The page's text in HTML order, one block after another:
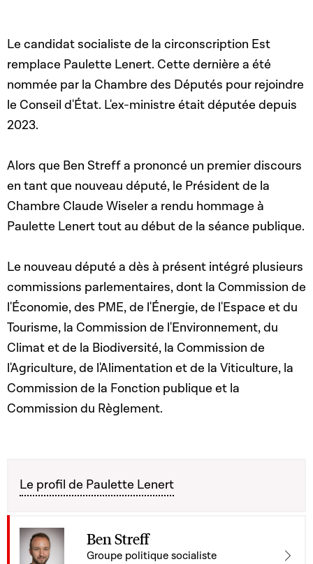
Le candidat socialiste de la circonscription Est
remplace Paulette Lenert. Cette dernière a été
nommée par la Chambre des Députés pour rejoindre
le Conseil d'État. L'ex-ministre était députée depuis
2023.
Alors que Ben Streff a prononcé un premier discours
en tant que nouveau député, le Président de la
Chambre Claude Wiseler a rendu hommage à
Paulette Lenert tout au début de la séance publique.
Le nouveau député a dès à présent intégré plusieurs
commissions parlementaires, dont la Commission de
l'Économie, des PME, de l'Énergie, de l'Espace et du
Tourisme, la Commission de l'Environnement, du
Climat et de la Biodiversité, la Commission de
l'Agriculture, de l'Alimentation et de la Viticulture, la
Commission de la Fonction publique et la
Commission du Règlement.
Le profil de Paulette Lenert
Ben Streff
Groupe politique socialiste